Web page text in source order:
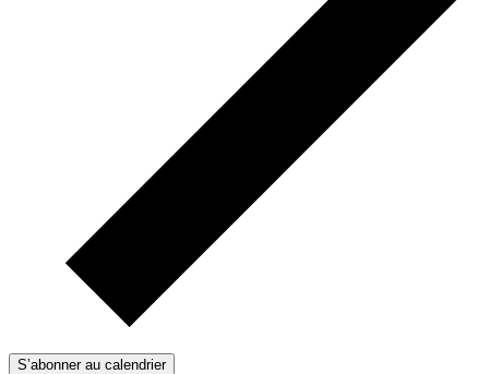
S’abonner au calendrier